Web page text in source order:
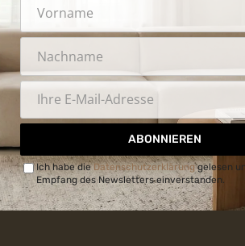
ABONNIEREN
Ich habe dieDatenschutzerklärunggelesen
Empfang des Newsletters einverstanden.